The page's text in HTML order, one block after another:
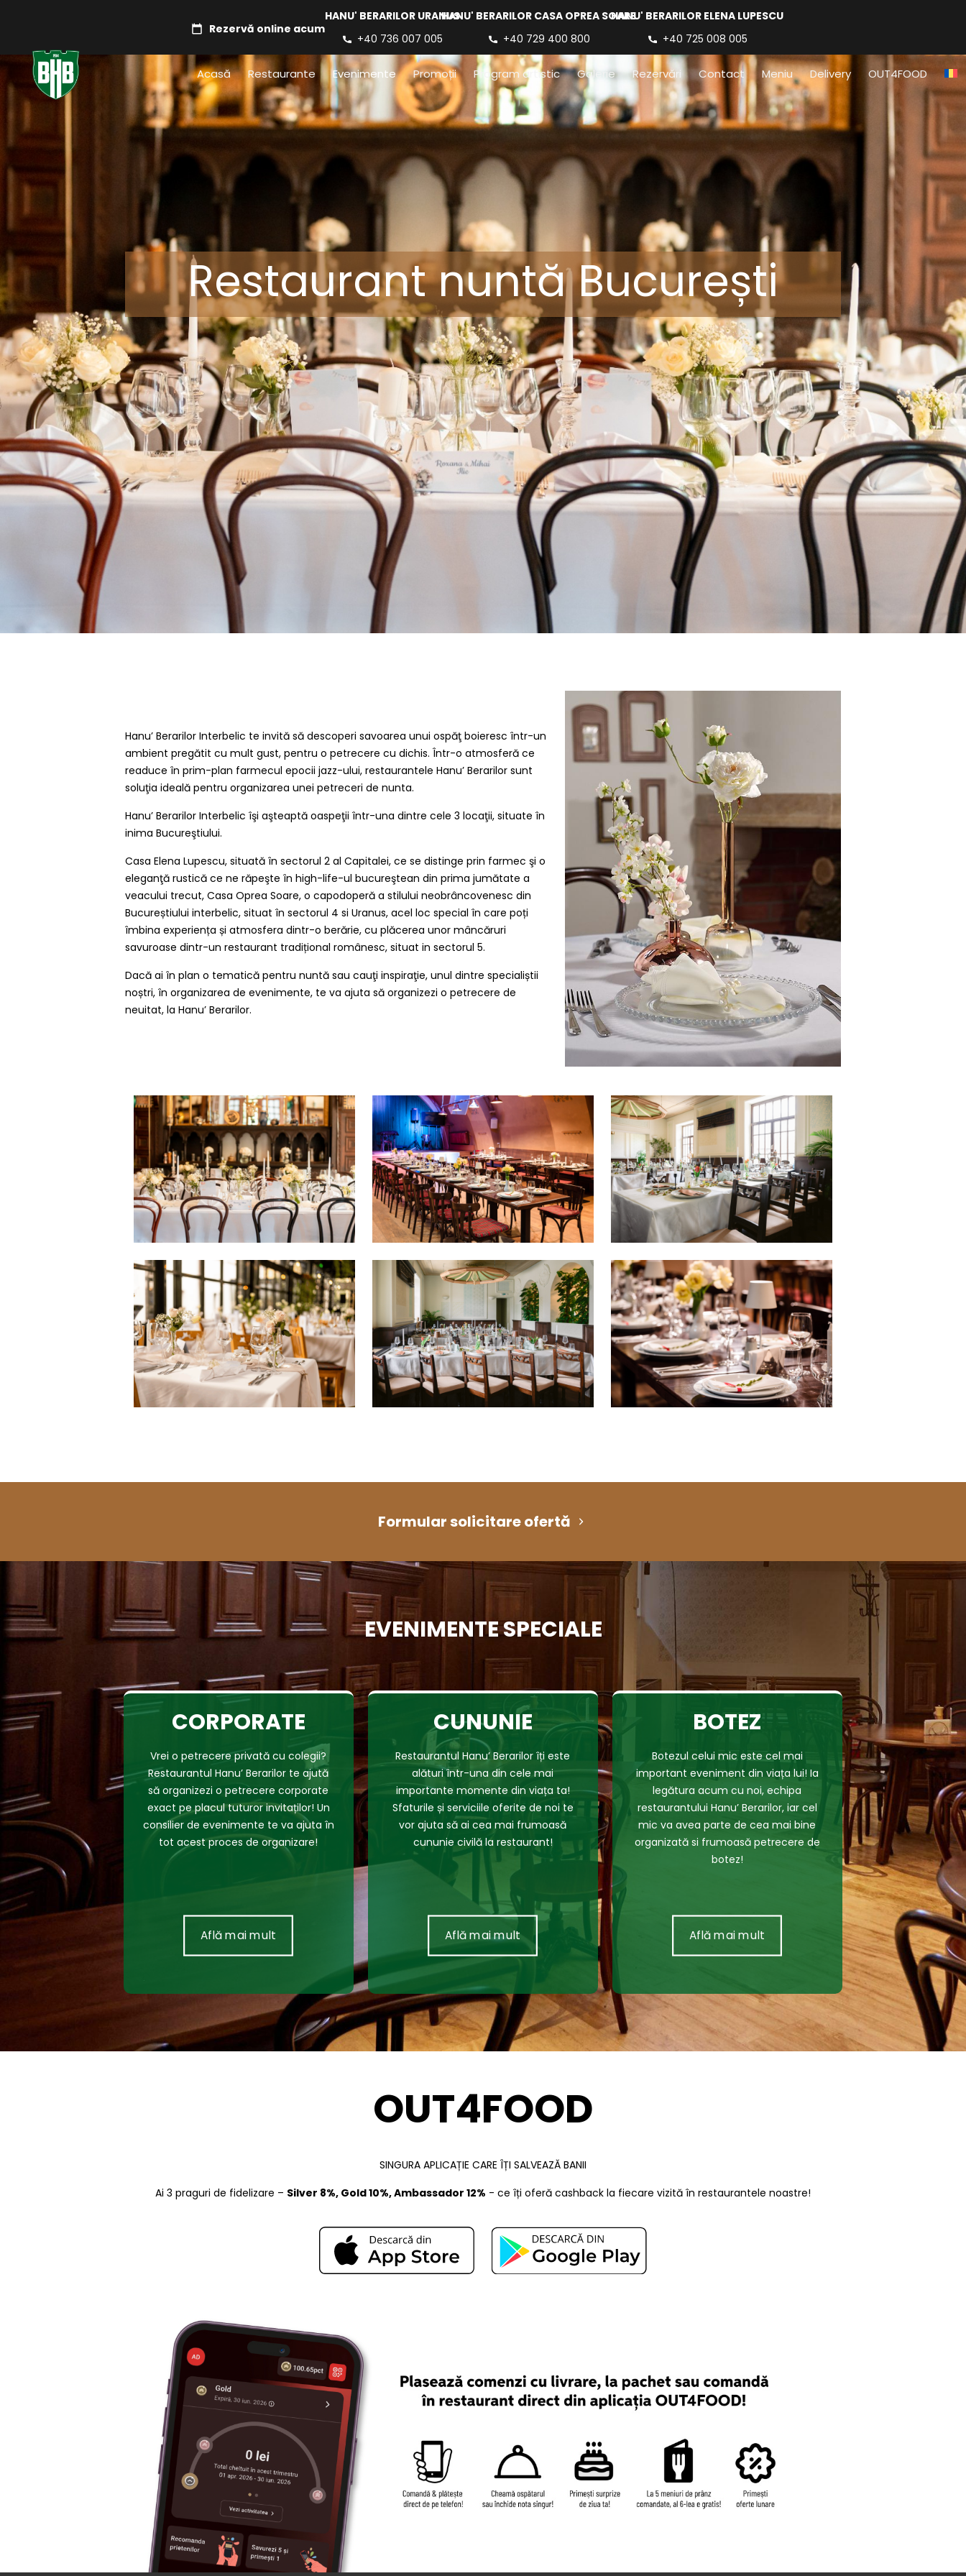
Rezervă online acum
HANU' BERARILOR URANUS
+40 736 007 005
HANU' BERARILOR CASA OPREA SOARE
+40 729 400 800
HANU' BERARILOR ELENA LUPESCU
+40 725 008 005
Acasă Restaurante Evenimente Promoții Program artistic Galerie Rezervări Contact Meniu Delivery OUT4FOOD
Restaurant nuntă București
Hanu’ Berarilor Interbelic te invită să descoperi savoarea unui ospăţ boieresc într-un
ambient pregătit cu mult gust, pentru o petrecere cu dichis. Într-o atmosferă ce
readuce în prim-plan farmecul epocii jazz-ului, restaurantele Hanu’ Berarilor sunt
soluţia ideală pentru organizarea unei petreceri de nunta.
Hanu’ Berarilor Interbelic îşi aşteaptă oaspeţii într-una dintre cele 3 locaţii, situate în
inima Bucureştiului.
Casa Elena Lupescu, situată în sectorul 2 al Capitalei, ce se distinge prin farmec şi o
eleganţă rustică ce ne răpeşte în high-life-ul bucureştean din prima jumătate a
veacului trecut, Casa Oprea Soare, o capodoperă a stilului neobrâncovenesc din
Bucureștiului interbelic, situat în sectorul 4 si Uranus, acel loc special în care poți
îmbina experiența și atmosfera dintr-o berărie, cu plăcerea unor mâncăruri
savuroase dintr-un restaurant tradițional românesc, situat in sectorul 5.
Dacă ai în plan o tematică pentru nuntă sau cauţi inspiraţie, unul dintre specialiștii
noștri, în organizarea de evenimente, te va ajuta să organizezi o petrecere de
neuitat, la Hanu’ Berarilor.
Formular solicitare ofertă
EVENIMENTE SPECIALE
CORPORATE
Vrei o petrecere privată cu colegii?
Restaurantul Hanu’ Berarilor te ajută
să organizezi o petrecere corporate
exact pe placul tuturor invitaților! Un
consilier de evenimente te va ajuta în
tot acest proces de organizare!
Află mai mult
CUNUNIE
Restaurantul Hanu’ Berarilor îți este
alături într-una din cele mai
importante momente din viața ta!
Sfaturile și serviciile oferite de noi te
vor ajuta să ai cea mai frumoasă
cununie civilă la restaurant!
Află mai mult
BOTEZ
Botezul celui mic este cel mai
important eveniment din viața lui! Ia
legătura acum cu noi, echipa
restaurantului Hanu’ Berarilor, iar cel
mic va avea parte de cea mai bine
organizată si frumoasă petrecere de
botez!
Află mai mult
OUT4FOOD
SINGURA APLICAȚIE CARE ÎȚI SALVEAZĂ BANII
Ai 3 praguri de fidelizare – Silver 8%, Gold 10%, Ambassador 12% - ce îți oferă cashback la fiecare vizită în restaurantele noastre!